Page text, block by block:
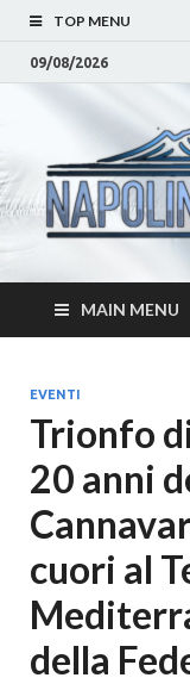
TOP MENU
09/08/2026
MAIN MENU
EVENTI
Trionfo
20 anni
cuori al
della